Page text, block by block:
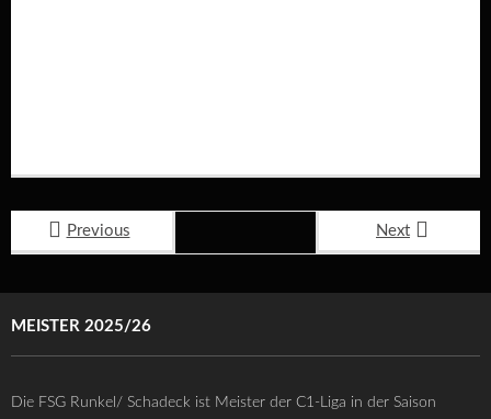
Previous Next
MEISTER 2025/26
Die FSG Runkel/ Schadeck ist Meister der C1-Liga in der Saison